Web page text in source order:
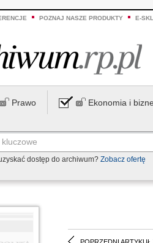
POZNAJ NASZE PRODUKTY E-
Prawo Ekonomia i
dostęp do archiwum? Zobacz ofertę